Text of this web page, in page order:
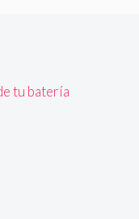
tu batería